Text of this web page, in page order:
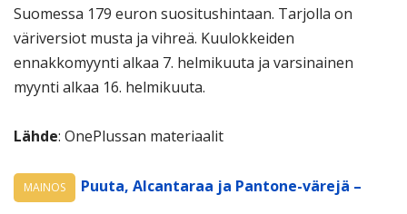
Suomessa 179 euron suositushintaan. Tarjolla on
väriversiot musta ja vihreä. Kuulokkeiden
ennakkomyynti alkaa 7. helmikuuta ja varsinainen
myynti alkaa 16. helmikuuta.
Lähde: OnePlussan materiaalit
MAINOS
Puuta, Alcantaraa ja Pantone-värejä –